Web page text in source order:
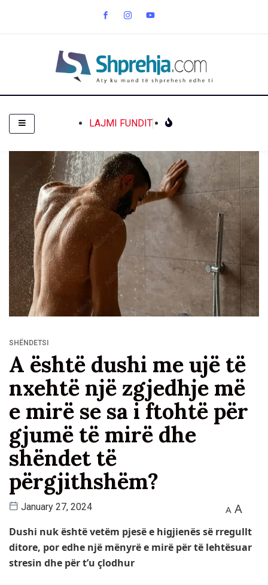
LAJMI FUNDIT
SHËNDETSI
A është dushi me ujë të
nxehtë një zgjedhje më
e mirë se sa i ftohtë për
gjumë të mirë dhe
shëndet të
përgjithshëm?
January 27, 2024 A A
Dushi nuk është vetëm pjesë e higjienës së rregullt
ditore, por edhe një mënyrë e mirë për të lehtësuar
stresin dhe për t’u çlodhur